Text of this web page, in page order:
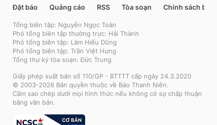
Đặt báo Quảng cáo RSS Tòa soạn Chính sách bảo
Tổng biên tập: Nguyễn Ngọc Toàn
Phó tổng biên tập thường trực: Hải Thành
Phó tổng biên tập: Lâm Hiếu Dũng
Phó tổng biên tập: Trần Việt Hưng
Tổng thư ký tòa soạn: Đức Trung
Giấy phép xuất bản số 110/GP - BTTTT cấp ngày 24.3.2020
© 2003-2026 Bản quyền thuộc về Báo Thanh Niên.
Cấm sao chép dưới mọi hình thức nếu không có sự chấp thuận
bằng văn bản.